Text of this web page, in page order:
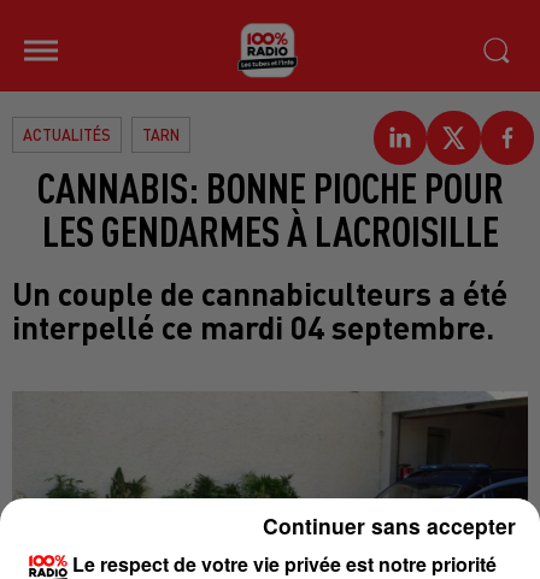
ACTUALITÉS TARN
CANNABIS: BONNE PIOCHE POUR
LES GENDARMES À LACROISILLE
Un couple de cannabiculteurs a été
interpellé ce mardi 04 septembre.
Le respect de votre vie privée est notre priorité
Continuer sans accepter